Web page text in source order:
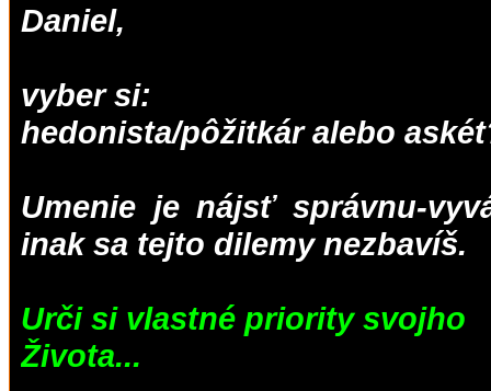
Daniel,
vyber si:
hedonista/pôžitkár alebo
Umenie je nájsť správnu-
inak sa tejto dilemy nezbavíš.
Urči si vlastné priority svojho
Života...